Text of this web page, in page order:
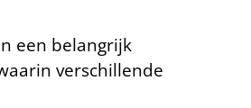
een belangrijk
verschillende